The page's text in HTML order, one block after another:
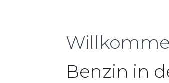
Benzin in